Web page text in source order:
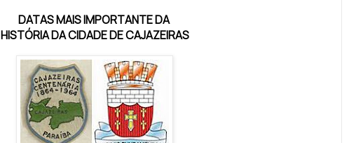
DATAS MAIS IMPORTANTE DA
HISTÓRIADA CIDADE DE CAJAZEIRAS